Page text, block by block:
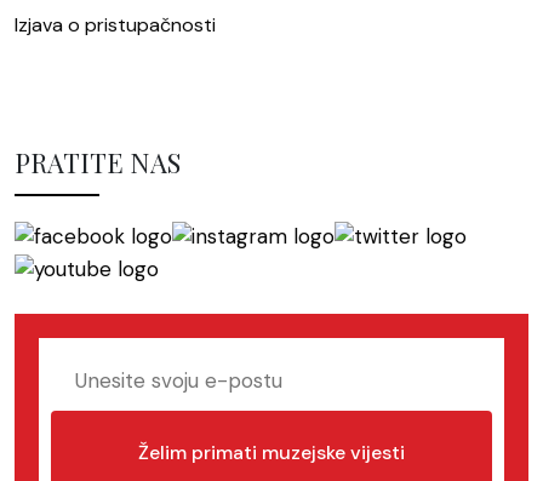
Izjava o pristupačnosti
PRATITE NAS
Želim primati muzejske vijesti